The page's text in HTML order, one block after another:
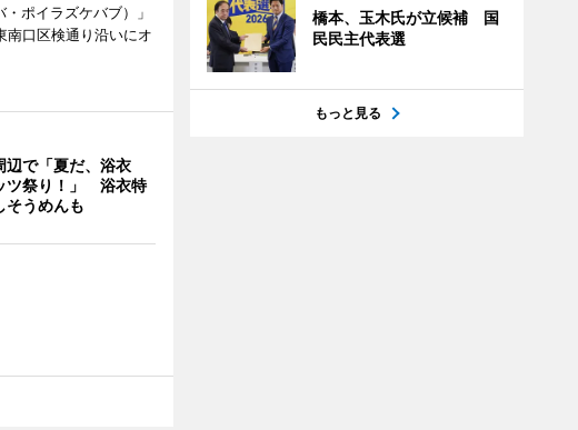
ポイラズケバブ）」
南口区検通り沿いにオ
辺で「夏だ、浴衣
ツ祭り！」 浴衣特
そうめんも
橋本、玉木氏が立候補 国
民民主代表選
もっと見る